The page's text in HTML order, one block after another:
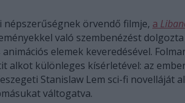
örvendő filmje, a
való szembenézést
elemek keveredésével.
alkot különleges kísérletével: az
Stanislaw Lem sci-fi novelláját
váltogatva.